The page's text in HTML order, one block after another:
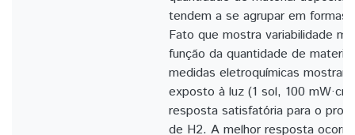
tendem a se agrupar em formas
Fato que mostra variabilidade
função da quantidade de
medidas eletroquímicas
exposto à luz (1 sol, 100
resposta satisfatória para o
de H2. A melhor resposta